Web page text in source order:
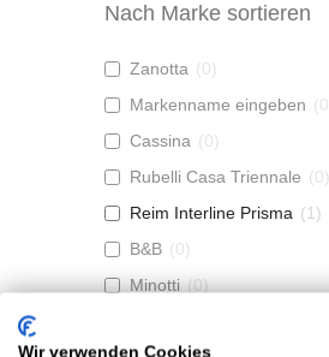
Nach Marke sortieren
Zanotta (0)
Markenname eingeben (0
Cassina (0)
Rubelli Casa Triennale (0)
Reim Interline Prisma (1)
B&B (0)
Minotti (0)
Wir verwenden Cookies